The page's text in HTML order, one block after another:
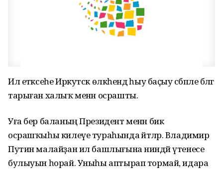
Ил етәксеһе Иркутск өлкәһендә һыу баҫыу сәбәпле бәләгә
тарыған халыҡ менән осрашты.
Уға бер баланың Президент менән бик
осрашҡыһы килеүе тураһында әйтәләр. Владимир
Путин малайҙан ил башлығына ниндәй үтенесе
булыуын һорай. Уныһы аптырап тормай, идара